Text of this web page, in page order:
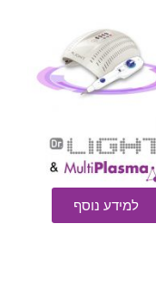
למידע נוסף